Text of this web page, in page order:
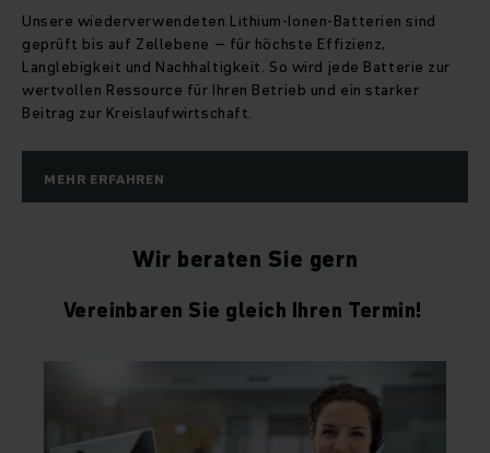
Unsere wiederverwendeten Lithium-Ionen-Batterien sind
geprüft bis auf Zellebene – für höchste Effizienz,
Langlebigkeit und Nachhaltigkeit. So wird jede Batterie zur
wertvollen Ressource für Ihren Betrieb und ein starker
Beitrag zur Kreislaufwirtschaft.
MEHR ERFAHREN
Wir beraten Sie gern
Vereinbaren Sie gleich Ihren Termin!